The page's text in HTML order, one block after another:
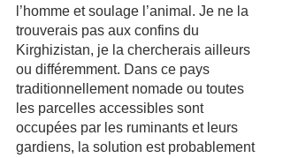
l’homme et soulage l’animal. Je ne la
trouverais pas aux confins du
Kirghizistan, je la chercherais ailleurs
ou différemment. Dans ce pays
traditionnellement nomade ou toutes
les parcelles accessibles sont
occupées par les ruminants et leurs
gardiens, la solution est probablement